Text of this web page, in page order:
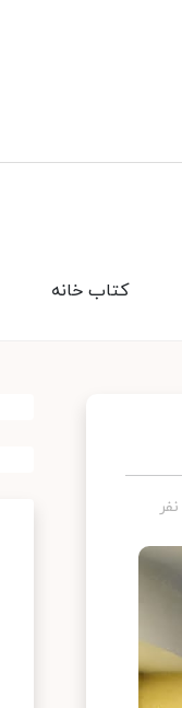
کتاب خانه